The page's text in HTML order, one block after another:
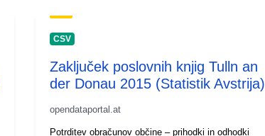
CSV
Zaključek poslovnih knjig Tulln an
der Donau 2015 (Statistik Avstrija)
opendataportal.at
Potrditev obračunov občine – prihodki in odhodki